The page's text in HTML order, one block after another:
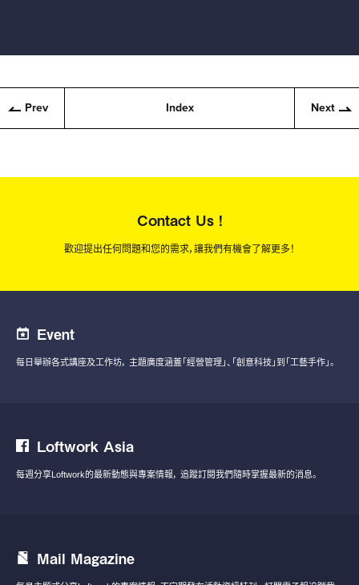
Prev Index Next
Contact Us !
歡迎提出任何問題和您的需求，讓我們有機會了解更多！
Event
每日舉辦各式講座及工作坊， 主題廣度涵蓋「經營管理」、「創意科技」到「工藝手作」。
Loftwork Asia
每週分享Loftwork的最新動態與專案情報， 追蹤訂閱我們隨時掌握最新的消息。
Mail Magazine